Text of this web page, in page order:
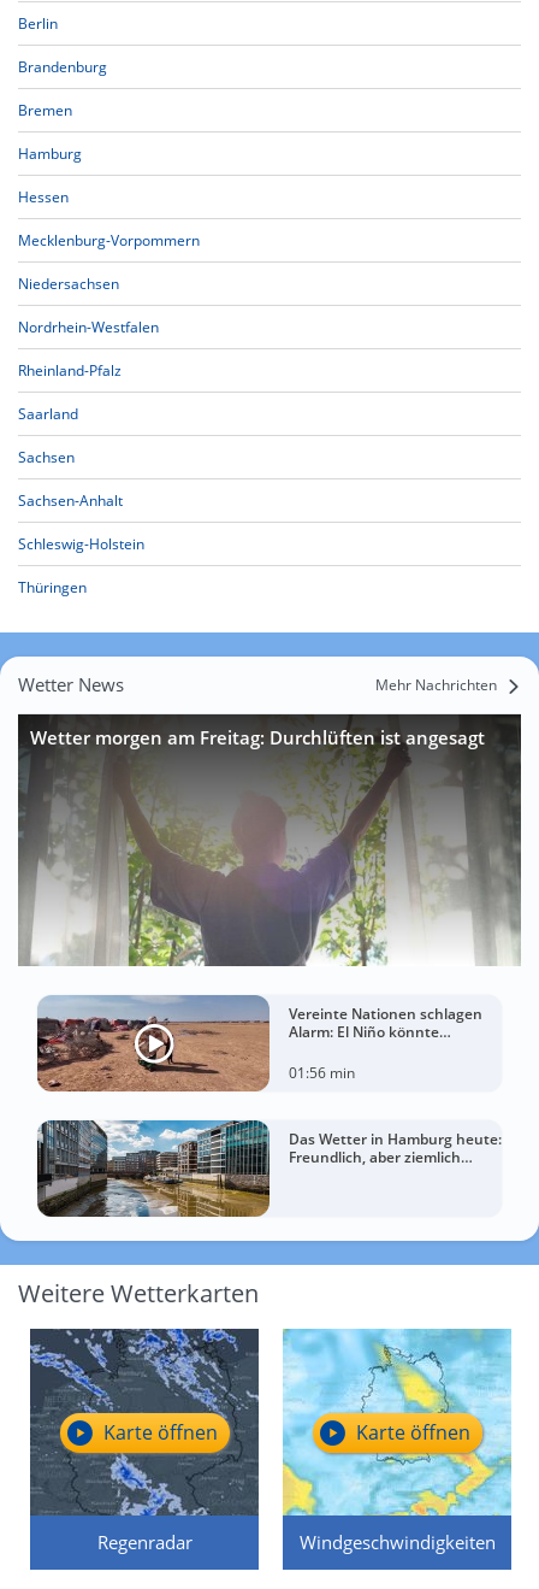
Berlin
Brandenburg
Bremen
Hamburg
Hessen
Mecklenburg-Vorpommern
Niedersachsen
Nordrhein-Westfalen
Rheinland-Pfalz
Saarland
Sachsen
Sachsen-Anhalt
Schleswig-Holstein
Thüringen
Wetter News Mehr Nachrichten
Wetter morgen am Freitag: Durchlüften ist angesagt
Vereinte Nationen schlagen
Alarm: El Niño könnte
Menschen verschärfen
01:56 min
Das Wetter in Hamburg heute:
Freundlich, aber ziemlich
Weitere Wetterkarten
Regenradar
Karte öffnen
Windgeschwindigkeiten
Karte öffnen